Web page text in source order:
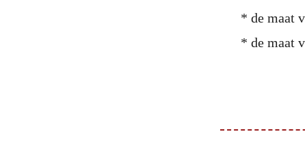
* de maat
* de maat